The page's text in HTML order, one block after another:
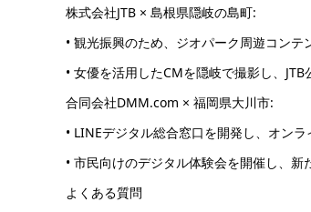
株式会社JTB × 島根県隠岐の島町:
• 観光振興のため、ジオパーク周遊コンテ
• 女優を活用したCMを隠岐で撮影し、JTB
合同会社DMM.com × 福岡県大川市:
• LINEデジタル総合窓口を開発し、オンラ
• 市民向けのデジタル体験会を開催し、新
よくある質問